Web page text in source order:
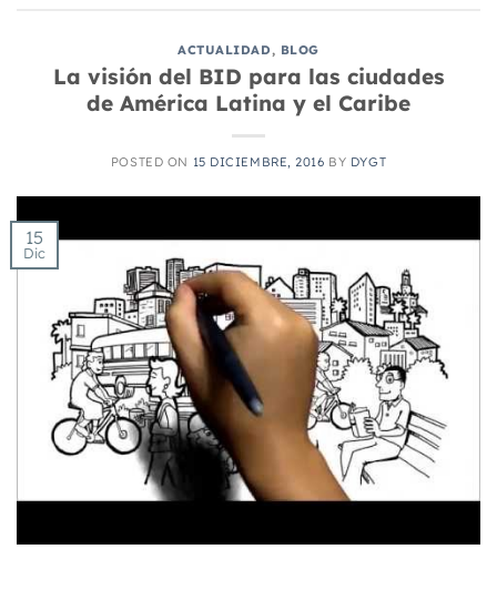
ACTUALIDAD, BLOG
La visión del BID para las ciudades
de América Latina y el Caribe
POSTED ON 15 DICIEMBRE, 2016 BY DYGT
15
Dic